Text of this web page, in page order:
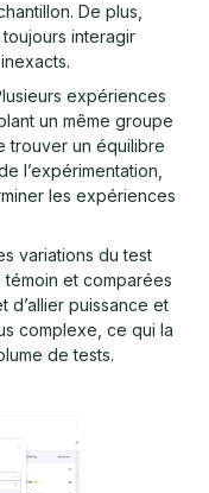
De plus,
interagir
expériences
un même groupe
trouver un équilibre
l’expérimentation,
les expériences
variations du test
et comparées
d’allier puissance et
complexe, ce qui la
de tests.